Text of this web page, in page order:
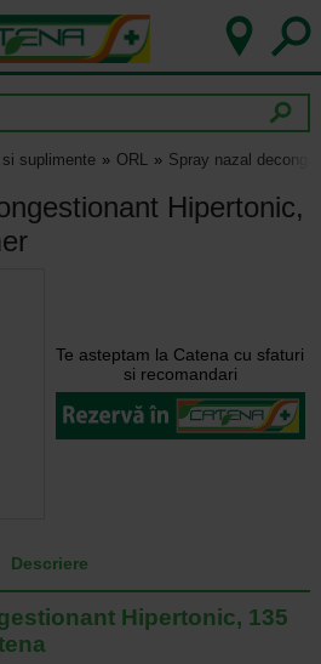
suplimente ORL Spray nazal
Hipertonic,
Te asteptam la Catena cu sfaturi
si recomandari
Descriere
Hipertonic, 135